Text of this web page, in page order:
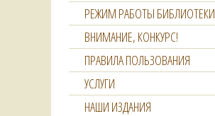
РЕЖИМ РАБОТЫ БИБЛИОТЕКИ
ВНИМАНИЕ, КОНКУРС!
ПРАВИЛА ПОЛЬЗОВАНИЯ
УСЛУГИ
НАШИ ИЗДАНИЯ